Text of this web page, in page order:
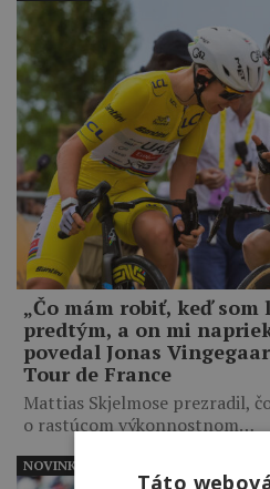
„Čo mám robiť, keď
predtým, a on mi
povedal Jonas
Tour de France
Mattias Skjelmose prezradil,
o rastúcom výkonnostnom…
NOVINKY
Táto